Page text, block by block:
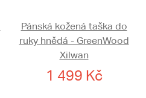
Pánská kožená taška do
ruky hnědá - GreenWood
Xilwan
1 499 Kč